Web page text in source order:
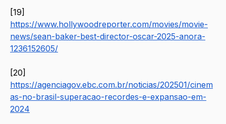
https://www.hollywoodreporter.com/movies/movie-
news/sean-baker-best-director-oscar-2025-anora-
1236152605/
https://agenciagov.ebc.com.br/noticias/202501/cinem
as-no-brasil-superacao-recordes-e-expansao-em-
2024